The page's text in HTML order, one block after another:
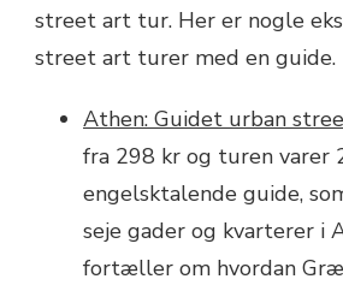
street art tur. Her er nogle
street art turer med en guide.
Athen: Guidet urban
fra 298 kr og turen varer
engelsktalende guide,
seje gader og kvarterer i
fortæller om hvordan